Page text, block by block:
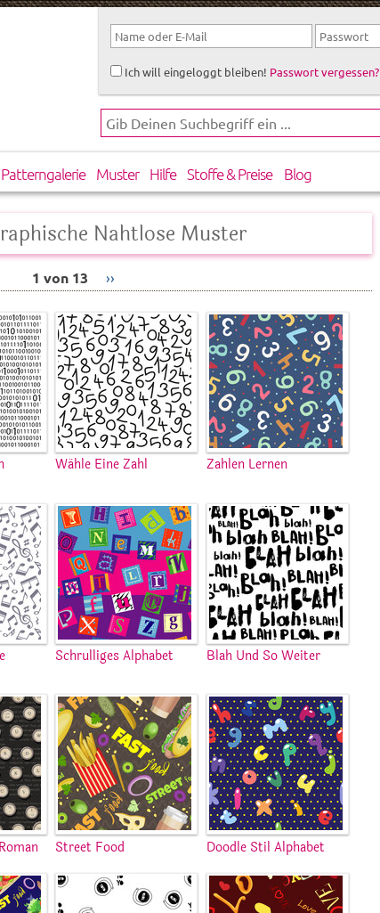
Ich will eingeloggt bleiben! Passwort vergessen?
Patterngalerie Muster Hilfe Stoffe & Preise Blog
Nahtlose Muster
1 von 13 ››
Wähle Eine Zahl Zahlen Lernen
Schrulliges Alphabet Blah Und So Weiter
Street Food Doodle Stil Alphabet